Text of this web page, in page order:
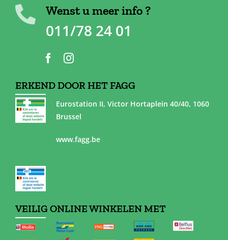
Wenst u meer info ?
011/78 24 01
ERKEND DOOR HET FAGG
Eurostation II, Victor Hortaplein 40/40, 1060
Brussel
www.fagg.be
VEILIG ONLINE WINKELEN MET